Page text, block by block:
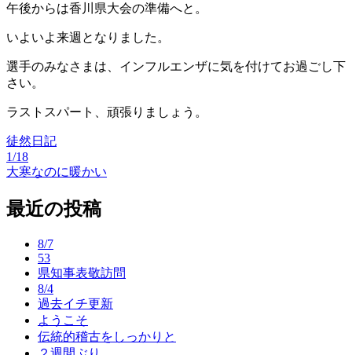
午後からは香川県大会の準備へと。
いよいよ来週となりました。
選手のみなさまは、インフルエンザに気を付けてお過ごし下
さい。
ラストスパート、頑張りましょう。
徒然日記
投
ナ
1/18
大寒なのに暖かい
最近の投稿
8/7
53
県知事表敬訪問
8/4
過去イチ更新
ようこそ
伝統的稽古をしっかりと